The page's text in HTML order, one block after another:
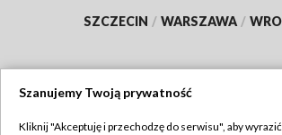
SZCZECIN / WARSZAWA /
Szanujemy Twoją prywatność
Kliknij "Akceptuję i przechodzę do serwisu", aby